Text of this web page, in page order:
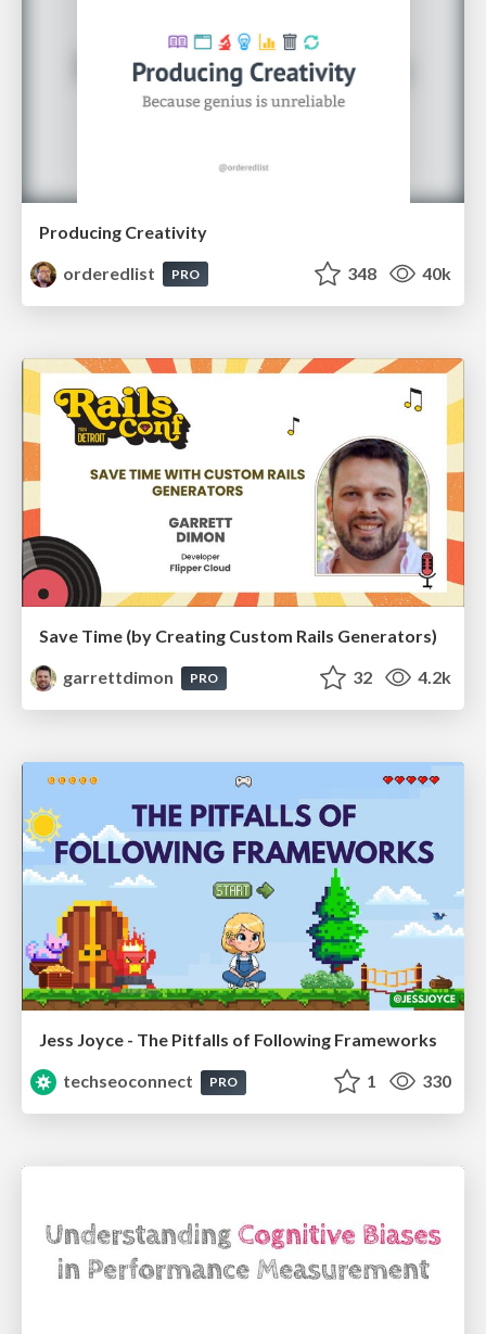
Producing Creativity
orderedlist
PRO 348 40k
Save Time (by Creating Custom Rails Generators)
garrettdimon
PRO 32 4.2k
Jess Joyce - The Pitfalls of Following Frameworks
techseoconnect
PRO 1 330